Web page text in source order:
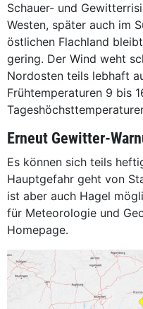
Schauer- und
Westen, später auch im
östlichen Flachland
gering. Der Wind weht
Nordosten teils lebhaft
Frühtemperaturen 9 bis
Erneut Gewitter-
Es können sich teils
Hauptgefahr geht von
ist aber auch Hagel
für Meteorologie und
Homepage.